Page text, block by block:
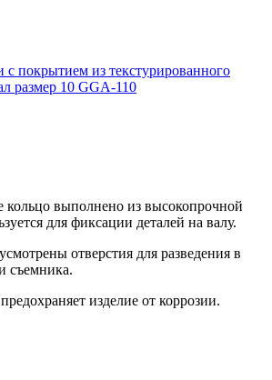
покрытием из текстурированного
размер 10 GGA-110
кольцо выполнено из высокопрочной
для фиксации деталей на валу.
отверстия для разведения в
съемника.
изделие от коррозии.